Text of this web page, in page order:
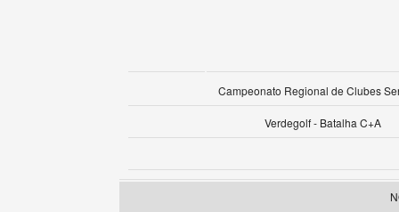
Campeonato Regional de Clubes
Verdegolf - Batalha C+A